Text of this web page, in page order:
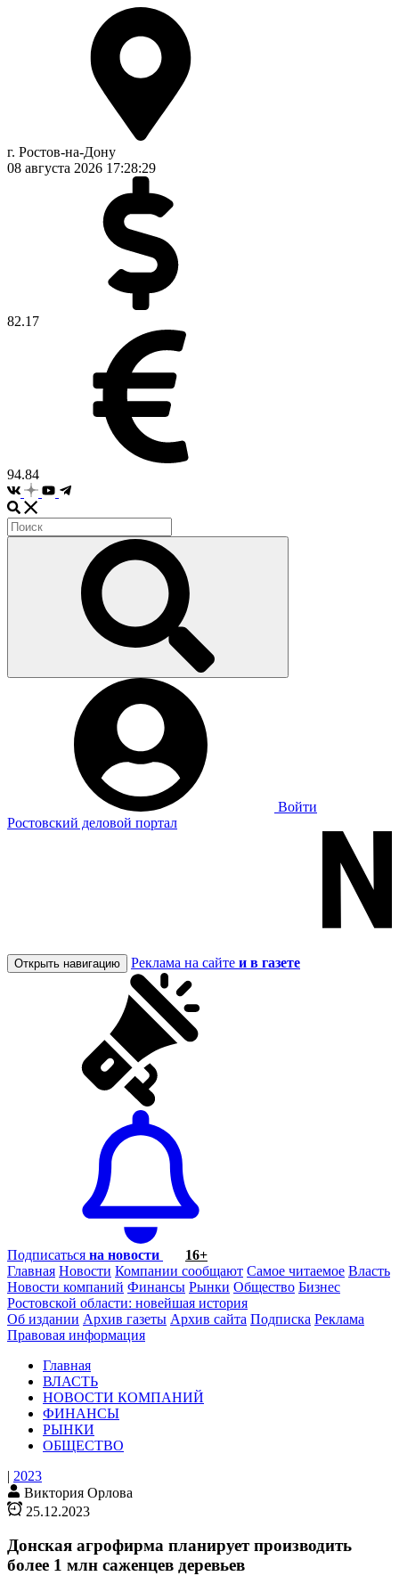
г. Ростов-на-Дону
08 августа 2026 17:28:29
82.17
94.84
Войти
Ростовский деловой портал
Открыть навигацию Реклама на сайте и в газете
Подписаться на новости
16+
Главная Новости Компании сообщают Самое читаемое Власть
Новости компаний Финансы Рынки Общество Бизнес
Ростовской области: новейшая история
Об издании Архив газеты Архив сайта Подписка Реклама
Правовая информация
Главная
ВЛАСТЬ
НОВОСТИ КОМПАНИЙ
ФИНАНСЫ
РЫНКИ
ОБЩЕСТВО
| 2023
Виктория Орлова
25.12.2023
Донская агрофирма планирует производить
более 1 млн саженцев деревьев